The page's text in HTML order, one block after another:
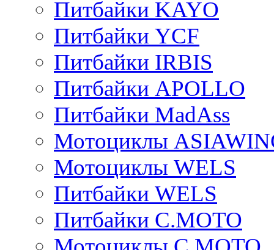
Питбайки KAYO
Питбайки YCF
Питбайки IRBIS
Питбайки APOLLO
Питбайки MadAss
Мотоциклы
Мотоциклы WELS
Питбайки WELS
Питбайки C.MOTO